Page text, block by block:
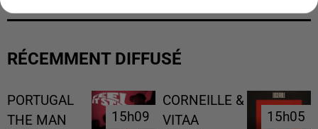
RÉCEMMENT DIFFUSÉ
PORTUGAL
THE MAN
15h09
15h09
CORNEILLE &
VITAA
15h05
15h05